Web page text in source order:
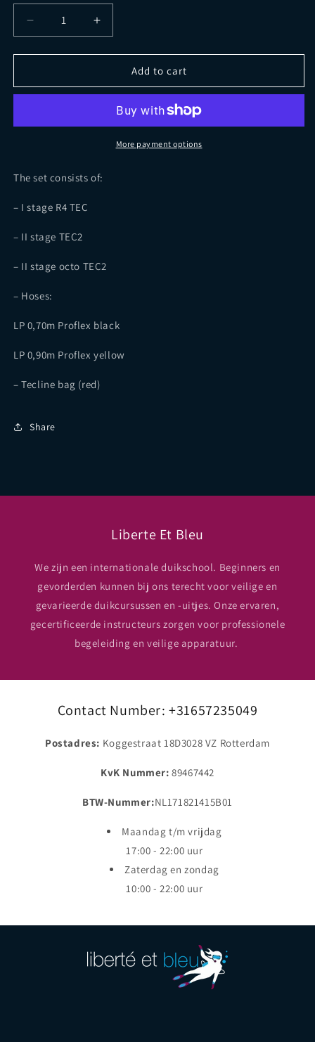
Decrease
quantity
for
R4
octopus,
Increase
quantity
for
Tecline:
R4
octopus,
DIN
Add to cart
More payment options
The set consists of:
– I stage R4 TEC
– II stage TEC2
– II stage octo TEC2
– Hoses:
LP 0,70m Proflex black
LP 0,90m Proflex yellow
– Tecline bag (red)
Share
Liberte Et Bleu
We zijn een internationale duikschool. Beginners en
gevorderden kunnen bij ons terecht voor veilige en
gevarieerde duikcursussen en -uitjes. Onze ervaren,
gecertificeerde instructeurs zorgen voor professionele
begeleiding en veilige apparatuur.
Contact Number: +31657235049
Postadres: Koggestraat 18D3028 VZ Rotterdam
KvK Nummer:89467442
BTW-Nummer:NL171821415B01
Maandag t/m vrijdag
17:00 - 22:00 uur
Zaterdag en zondag
10:00 - 22:00 uur